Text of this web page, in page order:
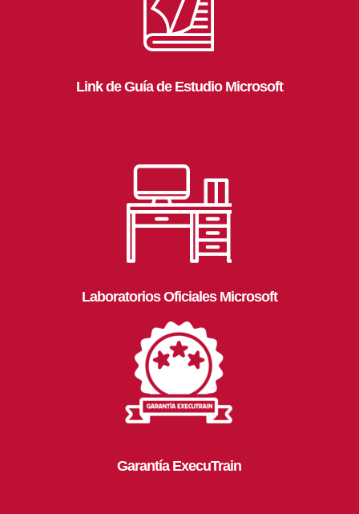
Link de Guía de Estudio Microsoft
Laboratorios Oficiales Microsoft
Garantía ExecuTrain